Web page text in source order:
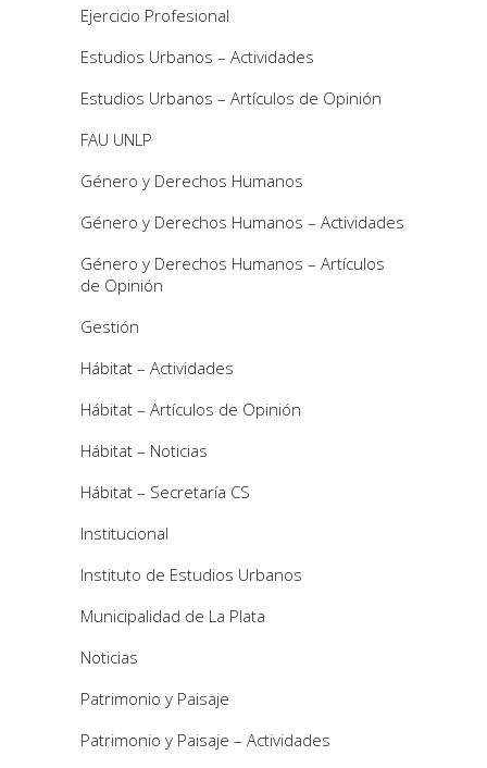
Ejercicio Profesional
Estudios Urbanos – Actividades
Estudios Urbanos – Artículos de Opinión
FAU UNLP
Género y Derechos Humanos
Género y Derechos Humanos – Actividades
Género y Derechos Humanos – Artículos
de Opinión
Gestión
Hábitat – Actividades
Hábitat – Artículos de Opinión
Hábitat – Noticias
Hábitat – Secretaría CS
Institucional
Instituto de Estudios Urbanos
Municipalidad de La Plata
Noticias
Patrimonio y Paisaje
Patrimonio y Paisaje – Actividades